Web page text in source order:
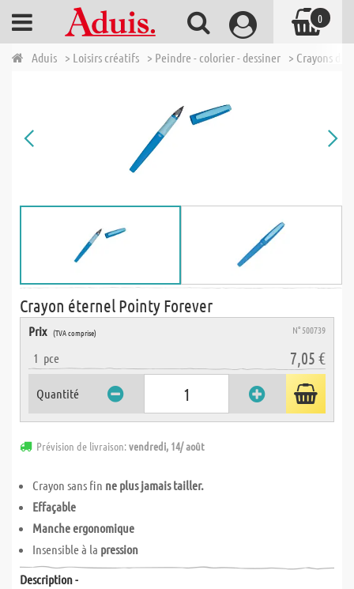
Aduis > Loisirs créatifs > Peindre - colorier - dessiner > Crayons de
Crayon éternel Pointy Forever
Prix (TVA comprise) N° 500739
1 pce 7,05 €
Quantité
Prévision de livraison:vendredi, 14/ août
Crayon sans fin ne plus jamais tailler.
Effaçable
Manche ergonomique
Insensible à la pression
Description -
0